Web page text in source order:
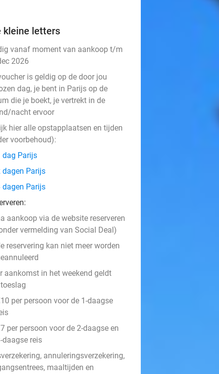
kleine letters
vanaf moment van aankoop t/m
2026
is geldig op de door jou
dag, je bent in Parijs op de
die je boekt, je vertrekt in de
nacht ervoor
hier alle opstapplaatsen en tijden
voorbehoud):
dag Parijs
dagen Parijs
dagen Parijs​
aankoop via de website reserveren
vermelding van Social Deal)
reservering kan niet meer worden
aankomst in het weekend geldt
per persoon voor de 1-daagse
per persoon voor de 2-daagse en
daagse reis
annuleringsverzekering,
maaltijden en